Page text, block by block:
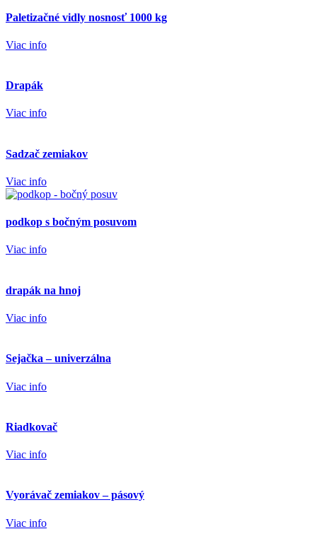
Paletizačné vidly nosnosť 1000 kg
Viac info
Drapák
Viac info
Sadzač zemiakov
Viac info
podkop s bočným posuvom
Viac info
drapák na hnoj
Viac info
Sejačka – univerzálna
Viac info
Riadkovač
Viac info
Vyorávač zemiakov – pásový
Viac info